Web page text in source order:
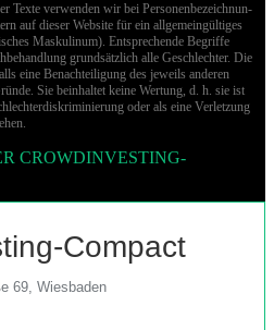
Texte verwenden wir bei Per­so­nen­be­zeich­nun­
auf dieser Website für ein allgemeingültiges
Maskulinum). Entsprechende Begriffe
grund­sätz­lich alle Geschlechter. Die
eine Benachteiligung des jeweils anderen
Sie beinhaltet keine Wertung, d. h. sie ist
oder als eine Verletzung
CROWDINVESTING-
Compact
69, Wiesbaden